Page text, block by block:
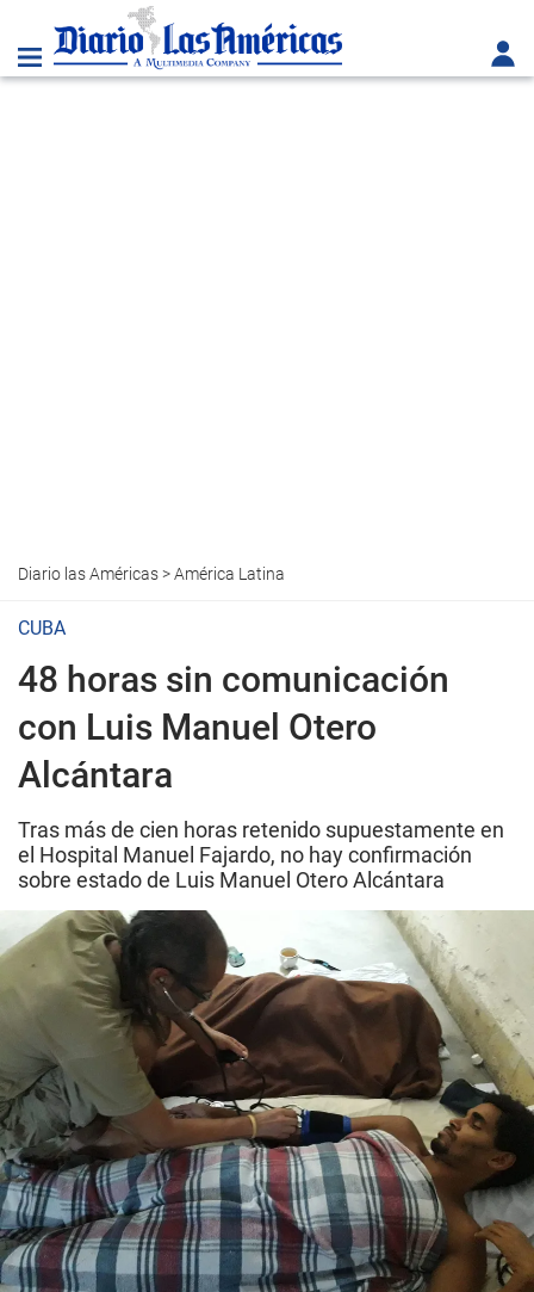
Diario las Américas>América Latina
CUBA
48 horas sin comunicación
con Luis Manuel Otero
Alcántara
Tras más de cien horas retenido supuestamente en
el Hospital Manuel Fajardo, no hay confirmación
sobre estado de Luis Manuel Otero Alcántara